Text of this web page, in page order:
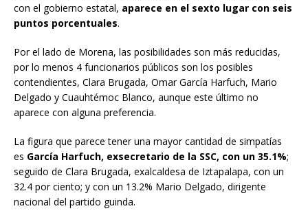
con el gobierno estatal, aparece en el sexto lugar con seis
puntos porcentuales.
Por el lado de Morena, las posibilidades son más reducidas,
por lo menos 4 funcionarios públicos son los posibles
contendientes, Clara Brugada, Omar García Harfuch, Mario
Delgado y Cuauhtémoc Blanco, aunque este último no
aparece con alguna preferencia.
La figura que parece tener una mayor cantidad de simpatías
es García Harfuch, exsecretario de la SSC, con un 35.1%;
seguido de Clara Brugada, exalcaldesa de Iztapalapa, con un
32.4 por ciento; y con un 13.2% Mario Delgado, dirigente
nacional del partido guinda.